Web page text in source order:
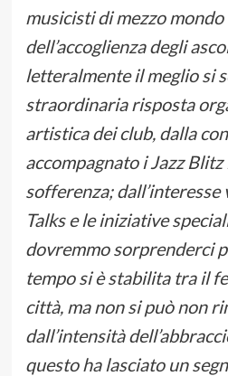
musicisti di mezzo mondo
dell’accoglienza degli
letteralmente il meglio si
straordinaria risposta
artistica dei club, dalla
accompagnato i Jazz
sofferenza; dall’interesse
Talks e le iniziative
dovremmo sorprenderci
tempo si è stabilita tra il
città, ma non si può non
dall’intensità
questo ha lasciato un